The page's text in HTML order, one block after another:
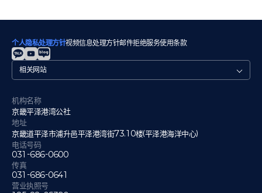
个人隐私处理方针视频信息处理方针邮件拒绝服务使用条款
관
련
이
트
机构名称
京畿平泽港湾公社
地址
京畿道平泽市浦升邑平泽港湾街73.10楼(平泽港海洋中心)
电话号码
031-686-0600
传真
031-686-0641
营业执照号